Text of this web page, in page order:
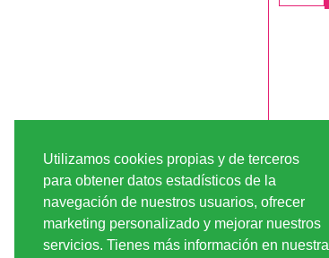
Utilizamos cookies propias y de terceros
para obtener datos estadísticos de la
navegación de nuestros usuarios, ofrecer
marketing personalizado y mejorar nuestros
servicios. Tienes más información en nuestra